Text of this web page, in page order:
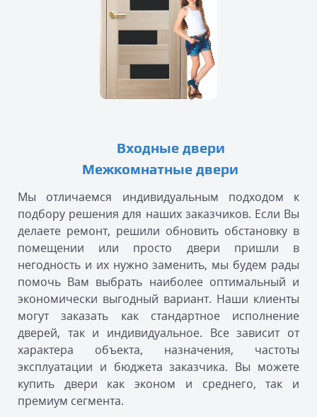
Входные двери
Межкомнатные двери
Мы отличаемся индивидуальным подходом к
подбору решения для наших заказчиков. Если Вы
делаете ремонт, решили обновить обстановку в
помещении или просто двери пришли в
негодность и их нужно заменить, мы будем рады
помочь Вам выбрать наиболее оптимальный и
экономически выгодный вариант. Наши клиенты
могут заказать как стандартное исполнение
дверей, так и индивидуальное. Все зависит от
характера объекта, назначения, частоты
эксплуатации и бюджета заказчика. Вы можете
купить двери как эконом и среднего, так и
премиум сегмента.